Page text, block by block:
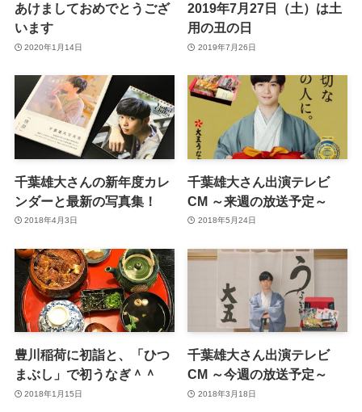
あけましておめでとうござ
います
2020年1月14日
2019年7月27日（土）は土
用の丑の日
2019年7月26日
千葉雄大さんの新年度カレ
ンダーと最新の写真集！
2018年4月3日
千葉雄大さん出演テレビ
CM ～来週の放送予定～
2018年5月24日
豊川稲荷に初詣と、「ひつ
まぶし」で初うなぎ＾＾
2018年1月15日
千葉雄大さん出演テレビ
CM ～今週の放送予定～
2018年3月18日